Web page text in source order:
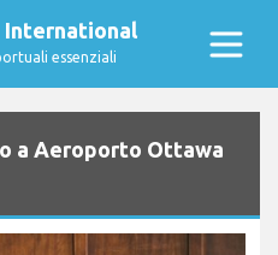
essenziali
a Aeroporto Ottawa